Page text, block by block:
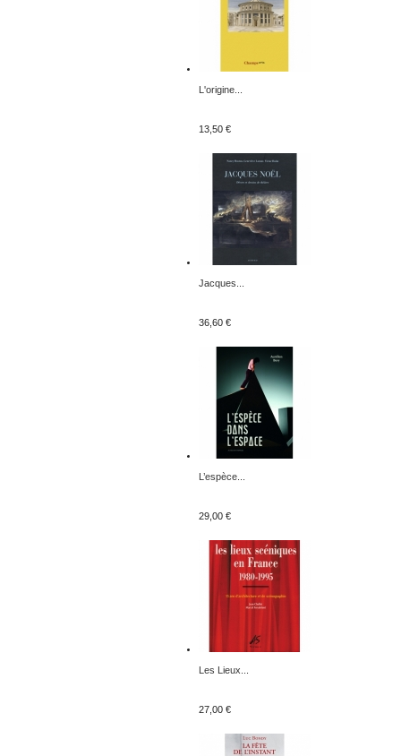
L'origine...
13,50 €
Jacques...
36,60 €
L’espèce...
29,00 €
Les Lieux...
27,00 €